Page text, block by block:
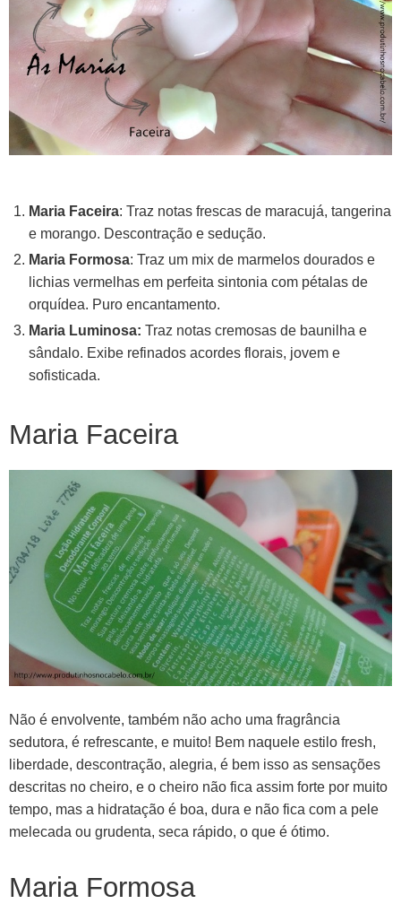
Maria Faceira: Traz notas frescas de maracujá, tangerina
e morango. Descontração e sedução.
Maria Formosa: Traz um mix de marmelos dourados e
lichias vermelhas em perfeita sintonia com pétalas de
orquídea. Puro encantamento.
Maria Luminosa: Traz notas cremosas de baunilha e
sândalo. Exibe refinados acordes florais, jovem e
sofisticada.
Maria Faceira
Não é envolvente, também não acho uma fragrância
sedutora, é refrescante, e muito! Bem naquele estilo fresh,
liberdade, descontração, alegria, é bem isso as sensações
descritas no cheiro, e o cheiro não fica assim forte por muito
tempo, mas a hidratação é boa, dura e não fica com a pele
melecada ou grudenta, seca rápido, o que é ótimo.
Maria Formosa